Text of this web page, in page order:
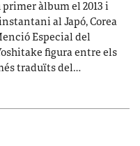
àlbum el 2013 i
al Japó, Corea
Especial del
figura entre els
traduïts del…